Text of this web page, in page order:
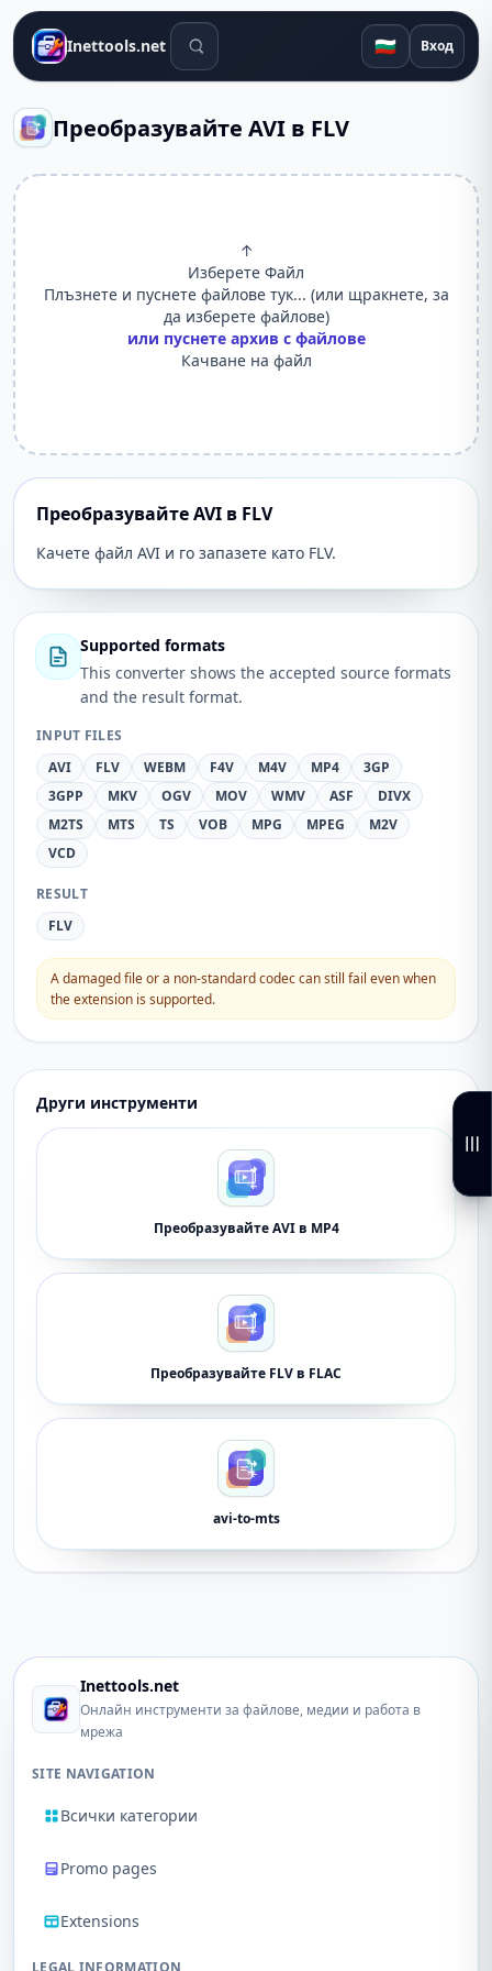
Inettools.net Инструменти за търсене🇧🇬 Вход
Преобразувайте AVI в FLV
↑
Изберете Файл
Плъзнете и пуснете файлове тук... (или щракнете, за
да изберете файлове)
или пуснете архив с файлове
Качване на файл
Преобразувайте AVI в FLV
Качете файл AVI и го запазете като FLV.
Supported formats
This converter shows the accepted source formats
and the result format.
INPUT FILES
AVI
FLV WEBM F4V M4V MP4
3GP
3GPP
MKV OGV MOV WMV ASF
DIVX
M2TS
MTS TS VOB MPG MPEG
M2V
VCD
RESULT
FLV
A damaged file or a non-standard codec can still fail even when
the extension is supported.
Други инструменти
Преобразувайте AVI в MP4
Преобразувайте FLV в FLAC
avi-to-mts
Inettools.net
Онлайн инструменти за файлове, медии и работа в
мрежа
SITE NAVIGATION
Всички категории
Promo pages
Extensions
LEGAL INFORMATION